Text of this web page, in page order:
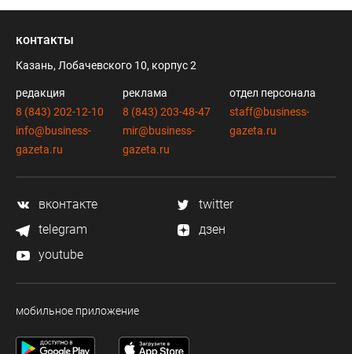
контакты
Казань, Лобачевского 10, корпус 2
редакция
8 (843) 202-12-10
info@business-
gazeta.ru
реклама
8 (843) 203-48-47
mir@business-
gazeta.ru
отдел персонала
staff@business-
gazeta.ru
вконтакте
twitter
telegram
дзен
youtube
мобильное приложение